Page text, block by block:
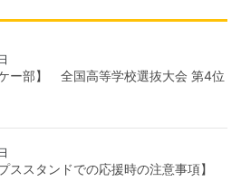
ケー部】 全国高等学校選抜大会 第4位
ススタンドでの応援時の注意事項】